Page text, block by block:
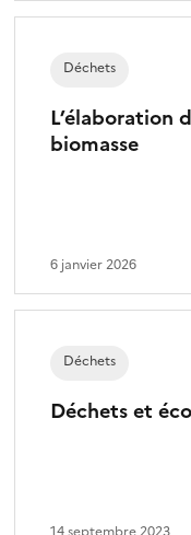
L’élaboration
biomasse
Déchets
6 janvier 2026
Déchets et
Déchets